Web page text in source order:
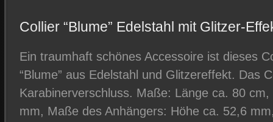
Collier “Blume” Edelstahl mit Glitzer-
Ein traumhaft schönes Accessoire ist dieses
“Blume” aus Edelstahl und Glitzereffekt. Das
Karabinerverschluss. Maße: Länge ca. 80
mm, Maße des Anhängers: Höhe ca. 52,6